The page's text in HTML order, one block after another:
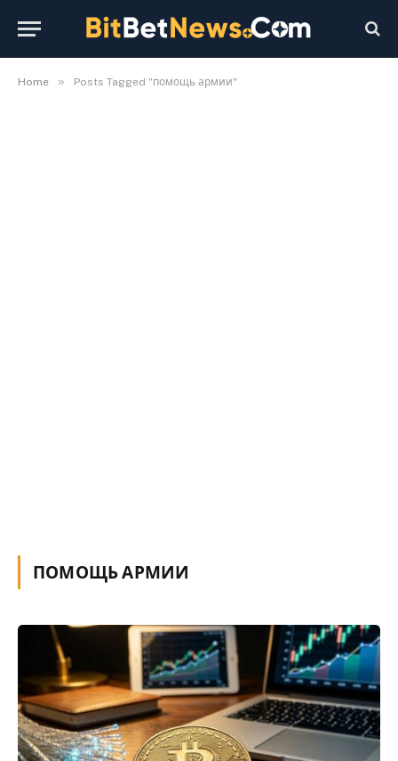
Home » Posts Tagged "помощь армии"
ПОМОЩЬ АРМИИ